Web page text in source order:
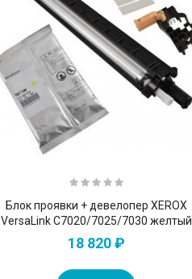
Блок проявки + девелопер XEROX
VersaLink C7020/7025/7030 желтый
18 820 ₽